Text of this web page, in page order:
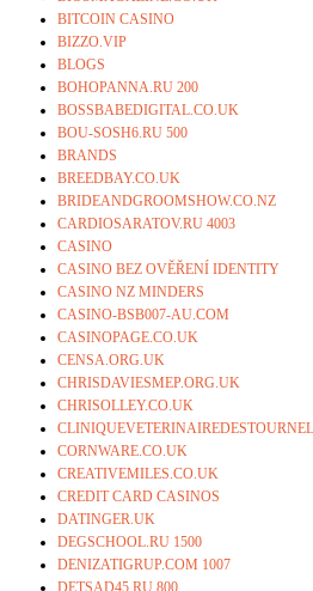
BITCOIN CASINO
BIZZO.VIP
BLOGS
BOHOPANNA.RU 200
BOSSBABEDIGITAL.CO.UK
BOU-SOSH6.RU 500
BRANDS
BREEDBAY.CO.UK
BRIDEANDGROOMSHOW.CO.NZ
CARDIOSARATOV.RU 4003
CASINO
CASINO BEZ OVĚŘENÍ IDENTITY
CASINO NZ MINDERS
CASINO-BSB007-AU.COM
CASINOPAGE.CO.UK
CENSA.ORG.UK
CHRISDAVIESMEP.ORG.UK
CHRISOLLEY.CO.UK
CORNWARE.CO.UK
CREATIVEMILES.CO.UK
CREDIT CARD CASINOS
DATINGER.UK
DEGSCHOOL.RU 1500
DENIZATIGRUP.COM 1007
DETSAD45.RU 800